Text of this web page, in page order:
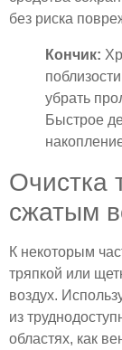
без риска
Кончик:
убрать
Быстрое
Очистка
сжатым
К некоторым
тряпкой или
воздух.
из
областях, как